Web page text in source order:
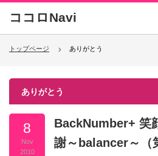
トップページ ありがとう
ありがとう
8
Nov
2010
BackNumber+
謝～balancer～（